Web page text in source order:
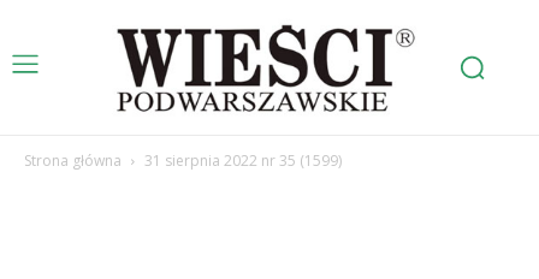
Strona główna 31 sierpnia 2022 nr 35 (1599)